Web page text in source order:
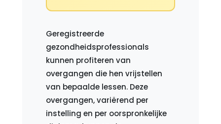
Geregistreerde
gezondheidsprofessionals
kunnen profiteren van
overgangen die hen vrijstellen
van bepaalde lessen. Deze
overgangen, variërend per
instelling en per oorspronkelijke